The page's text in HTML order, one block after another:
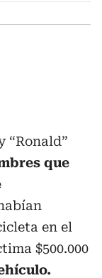
“Ronald”
que
en el
$500.000